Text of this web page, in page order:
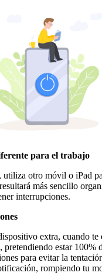
para el trabajo
utiliza otro móvil o iPad
más sencillo
interrupciones.
extra, cuando te
pretendiendo estar 100%
para evitar la
rompiendo tu